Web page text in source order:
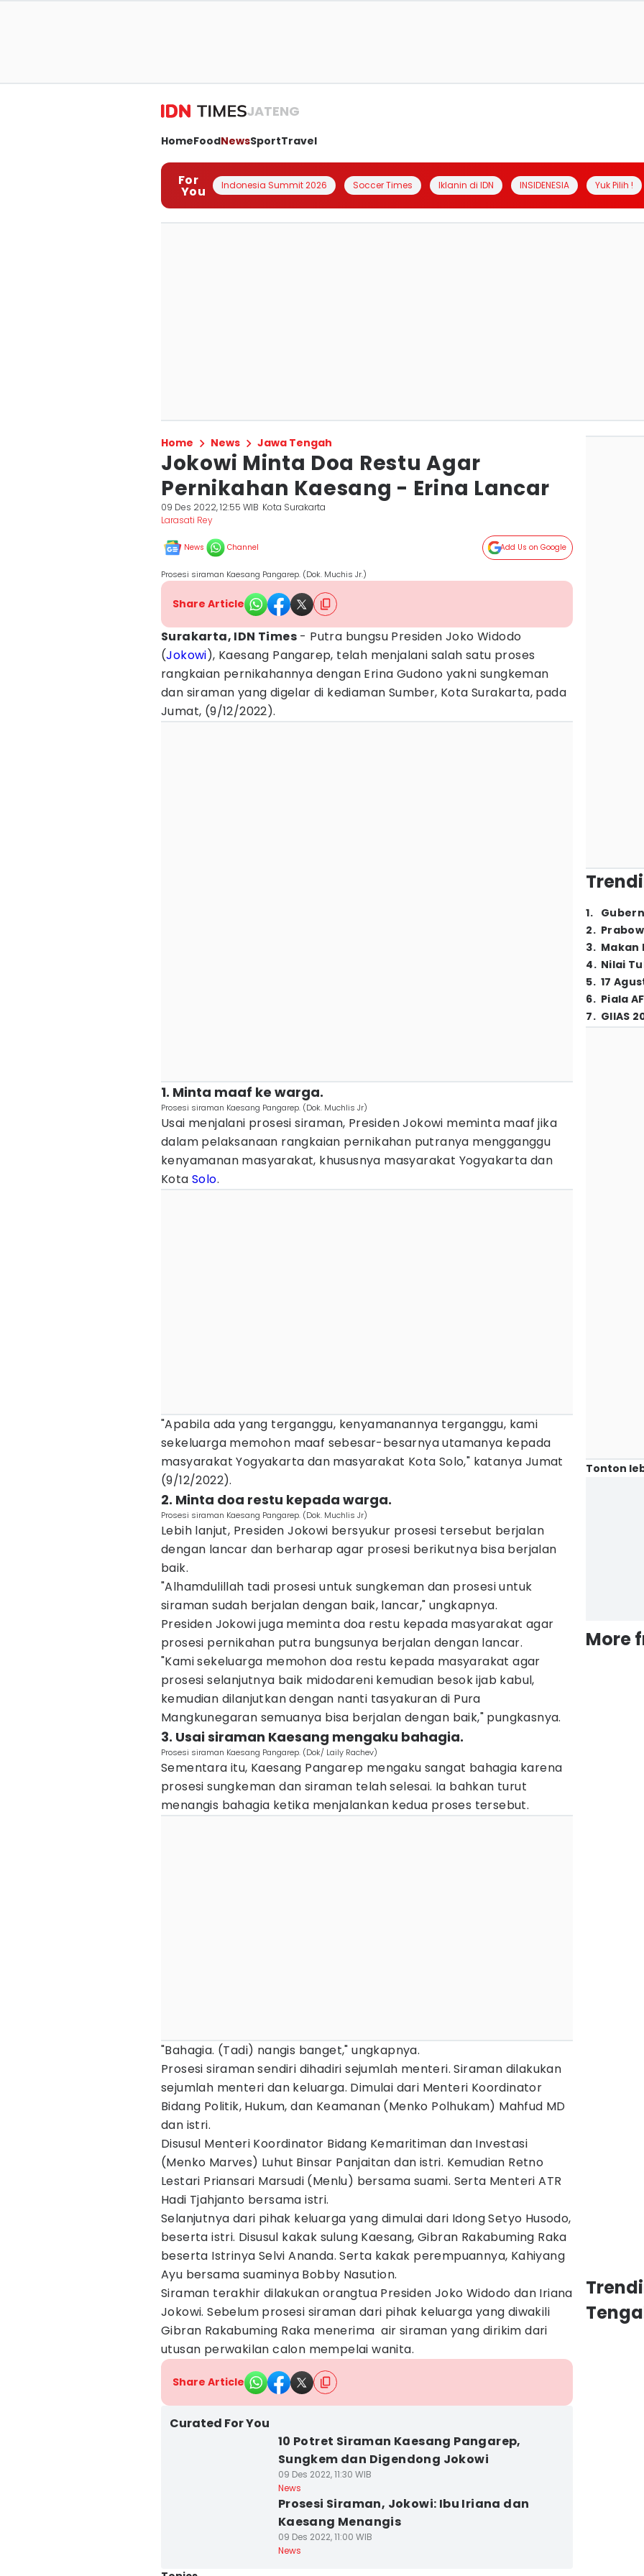
JATENG
HomeFoodNewsSportTravel
For
You Indonesia Summit 2026 Soccer Times Iklanin di IDN INSIDENESIA Yuk Pilih !
Home News Jawa Tengah
Jokowi Minta Doa Restu Agar
Pernikahan Kaesang - Erina Lancar
09 Des 2022, 12:55 WIB Kota Surakarta
Larasati Rey
News Channel Add Us on Google
Prosesi siraman Kaesang Pangarep. (Dok. Muchis Jr.)
Share Article
Surakarta, IDN Times - Putra bungsu Presiden Joko Widodo
(Jokowi), Kaesang Pangarep, telah menjalani salah satu proses
rangkaian pernikahannya dengan Erina Gudono yakni sungkeman
dan siraman yang digelar di kediaman Sumber, Kota Surakarta, pada
Jumat, (9/12/2022).
1. Minta maaf ke warga.
Prosesi siraman Kaesang Pangarep. (Dok. Muchlis Jr)
Usai menjalani prosesi siraman, Presiden Jokowi meminta maaf jika
dalam pelaksanaan rangkaian pernikahan putranya mengganggu
kenyamanan masyarakat, khususnya masyarakat Yogyakarta dan
Kota Solo.
"Apabila ada yang terganggu, kenyamanannya terganggu, kami
sekeluarga memohon maaf sebesar-besarnya utamanya kepada
masyarakat Yogyakarta dan masyarakat Kota Solo," katanya Jumat
(9/12/2022).
2. Minta doa restu kepada warga.
Prosesi siraman Kaesang Pangarep. (Dok. Muchlis Jr)
Lebih lanjut, Presiden Jokowi bersyukur prosesi tersebut berjalan
dengan lancar dan berharap agar prosesi berikutnya bisa berjalan
baik.
"Alhamdulillah tadi prosesi untuk sungkeman dan prosesi untuk
siraman sudah berjalan dengan baik, lancar," ungkapnya.
Presiden Jokowi juga meminta doa restu kepada masyarakat agar
prosesi pernikahan putra bungsunya berjalan dengan lancar.
"Kami sekeluarga memohon doa restu kepada masyarakat agar
prosesi selanjutnya baik midodareni kemudian besok ijab kabul,
kemudian dilanjutkan dengan nanti tasyakuran di Pura
Mangkunegaran semuanya bisa berjalan dengan baik," pungkasnya.
3. Usai siraman Kaesang mengaku bahagia.
Prosesi siraman Kaesang Pangarep. (Dok/ Laily Rachev)
Sementara itu, Kaesang Pangarep mengaku sangat bahagia karena
prosesi sungkeman dan siraman telah selesai. Ia bahkan turut
menangis bahagia ketika menjalankan kedua proses tersebut.
"Bahagia. (Tadi) nangis banget," ungkapnya.
Prosesi siraman sendiri dihadiri sejumlah menteri. Siraman dilakukan
sejumlah menteri dan keluarga. Dimulai dari Menteri Koordinator
Bidang Politik, Hukum, dan Keamanan (Menko Polhukam) Mahfud MD
dan istri.
Disusul Menteri Koordinator Bidang Kemaritiman dan Investasi
(Menko Marves) Luhut Binsar Panjaitan dan istri. Kemudian Retno
Lestari Priansari Marsudi (Menlu) bersama suami. Serta Menteri ATR
Hadi Tjahjanto bersama istri.
Selanjutnya dari pihak keluarga yang dimulai dari Idong Setyo Husodo,
beserta istri. Disusul kakak sulung Kaesang, Gibran Rakabuming Raka
beserta Istrinya Selvi Ananda. Serta kakak perempuannya, Kahiyang
Ayu bersama suaminya Bobby Nasution.
Siraman terakhir dilakukan orangtua Presiden Joko Widodo dan Iriana
Jokowi. Sebelum prosesi siraman dari pihak keluarga yang diwakili
Gibran Rakabuming Raka menerima air siraman yang dirikim dari
utusan perwakilan calon mempelai wanita.
Share Article
Curated For You
10 Potret Siraman Kaesang Pangarep,
Sungkem dan Digendong Jokowi
09 Des 2022, 11:30 WIB
News
Prosesi Siraman, Jokowi: Ibu Iriana dan
Kaesang Menangis
09 Des 2022, 11:00 WIB
News
1.
2.
3. Makan
4. Nilai
5. 17
6. Piala
7. GIIAS
Tonton
More